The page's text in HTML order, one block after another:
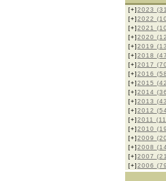
[+]2023
[+]2022
[+]2021
[+]2020
[+]2019
[+]2018
[+]2017
[+]2016
[+]2015
[+]2014
[+]2013
[+]2012
[+]2011
[+]2010
[+]2009
[+]2008
[+]2007
[+]2006